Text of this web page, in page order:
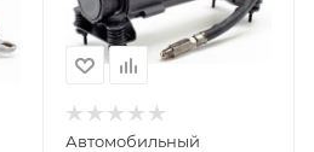
Автомобильный